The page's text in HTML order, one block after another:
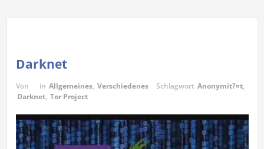
Darknet
Von in Allgemeines, Verschiedenes Schlagwort Anonymit?¤t,
Darknet, Tor Project